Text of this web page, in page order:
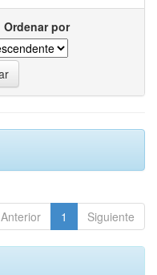
Ordenar por
Anterior 1 Siguiente